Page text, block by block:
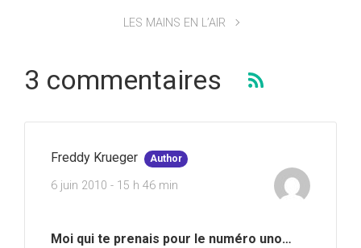
LES MAINS EN L’AIR
3 commentaires
Freddy Krueger Author
6 juin 2010 - 15 h 46 min
Moi qui te prenais pour le numéro uno…